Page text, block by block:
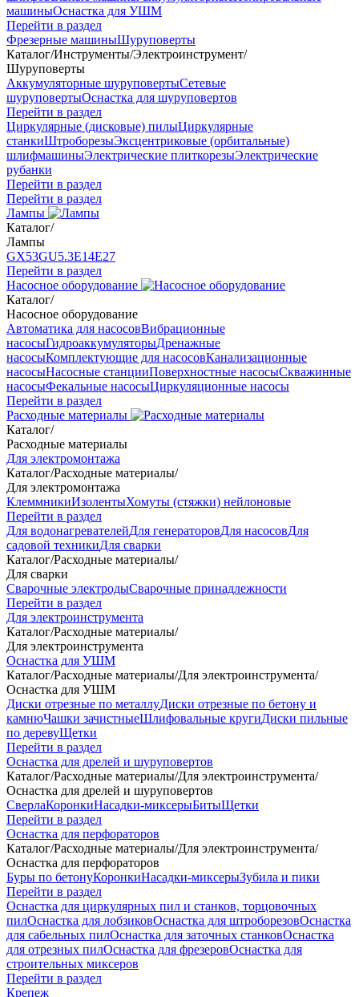
машиныОснастка для УШМ
Перейти в раздел
Фрезерные машиныШуруповерты
Каталог/Инструменты/Электроинструмент/
Шуруповерты
Аккумуляторные шуруповертыСетевые
шуруповертыОснастка для шуруповертов
Перейти в раздел
Циркулярные (дисковые) пилыЦиркулярные
станкиШтроборезыЭксцентриковые (орбитальные)
шлифмашиныЭлектрические плиткорезыЭлектрические
рубанки
Перейти в раздел
Перейти в раздел
Лампы
Каталог/
Лампы
GX53GU5.3Е14Е27
Перейти в раздел
Насосное оборудование
Каталог/
Насосное оборудование
Автоматика для насосовВибрационные
насосыГидроаккумуляторыДренажные
насосыКомплектующие для насосовКанализационные
насосыНасосные станцииПоверхностные насосыСкважинные
насосыФекальные насосыЦиркуляционные насосы
Перейти в раздел
Расходные материалы
Каталог/
Расходные материалы
Для электромонтажа
Каталог/Расходные материалы/
Для электромонтажа
КлеммникиИзолентыХомуты (стяжки) нейлоновые
Перейти в раздел
Для водонагревателейДля генераторовДля насосовДля
садовой техникиДля сварки
Каталог/Расходные материалы/
Для сварки
Сварочные электродыСварочные принадлежности
Перейти в раздел
Для электроинструмента
Каталог/Расходные материалы/
Для электроинструмента
Оснастка для УШМ
Каталог/Расходные материалы/Для электроинструмента/
Оснастка для УШМ
Диски отрезные по металлуДиски отрезные по бетону и
камнюЧашки зачистныеШлифовальные кругиДиски пильные
по деревуЩетки
Перейти в раздел
Оснастка для дрелей и шуруповертов
Каталог/Расходные материалы/Для электроинструмента/
Оснастка для дрелей и шуруповертов
СверлаКоронкиНасадки-миксерыБитыЩетки
Перейти в раздел
Оснастка для перфораторов
Каталог/Расходные материалы/Для электроинструмента/
Оснастка для перфораторов
Буры по бетонуКоронкиНасадки-миксерыЗубила и пики
Перейти в раздел
Оснастка для циркулярных пил и станков, торцовочных
пилОснастка для лобзиковОснастка для штроборезовОснастка
для сабельных пилОснастка для заточных станковОснастка
для отрезных пилОснастка для фрезеровОснастка для
строительных миксеров
Перейти в раздел
Крепеж